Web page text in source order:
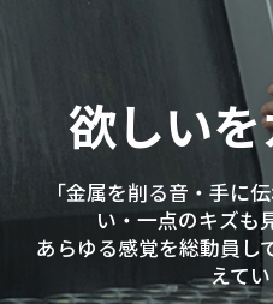
お知
採用
欲しい
「金属を削る音・手に
い・一点のキズも
あらゆる感覚を総動員し
えてい